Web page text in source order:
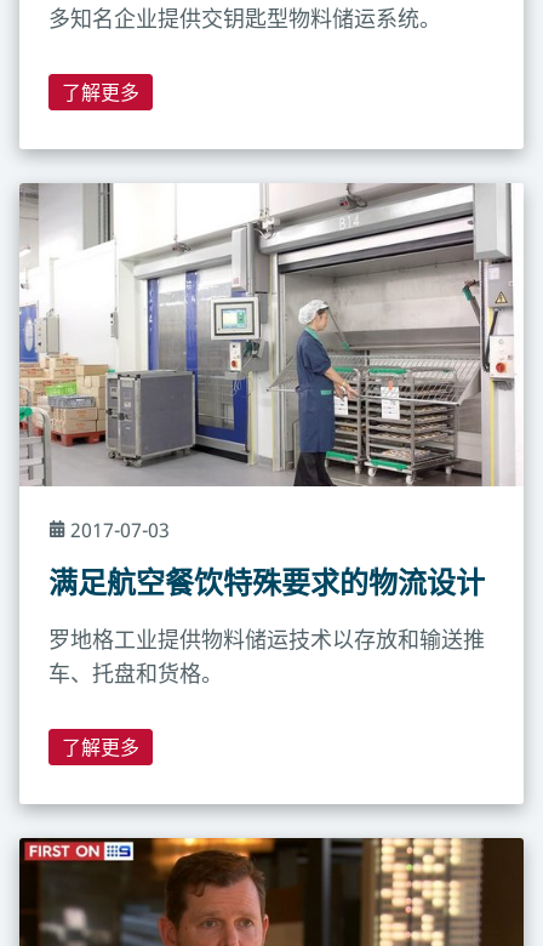
多知名企业提供交钥匙型物料储运系统。
了解更多
2017-07-03
满足航空餐饮特殊要求的物流设计
罗地格工业提供物料储运技术以存放和输送推
车、托盘和货格。
了解更多